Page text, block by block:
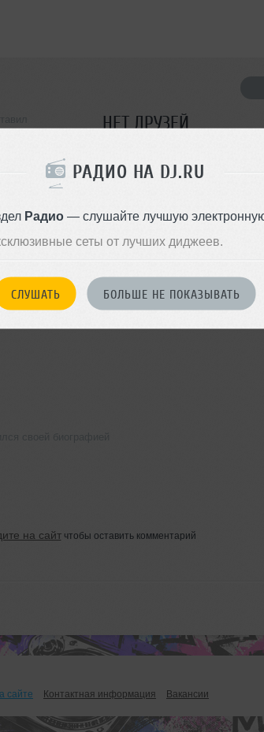
РАДИО НА DJ.RU
Радио— слушайте лучшую
сеты от лучших диджеев.
СЛУШАТЬ БОЛЬШЕ НЕ ПОКАЗЫВАТЬ
НЕТ ДРУЗЕЙ
на сайтчтобы оставить комментарий
сайте Контактная информация Вакансии